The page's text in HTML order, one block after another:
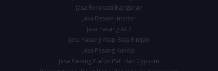
Jasa Renovasi Bangunan
Jasa Desain Interior
Jasa Pasang ACP
Jasa Pasang Atap Baja Ringan
Jasa Pasang Kanopi
Jasa Pasang Plafon PVC dan Gypsum